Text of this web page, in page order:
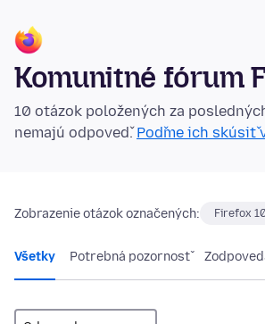
Komunitné fórum
10 otázok položených za
nemajú odpoveď.Poďme ich skúsiť
Zobrazenie otázok označených: Firefox
Všetky Potrebná pozornosť